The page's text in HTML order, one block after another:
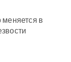
меняется в